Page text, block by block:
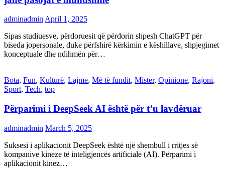
adminadmin April 1, 2025
Sipas studiuesve, përdoruesit që përdorin shpesh ChatGPT për
biseda jopersonale, duke përfshirë kërkimin e këshillave, shpjegimet
konceptuale dhe ndihmën për…
Bota, Fun, Kulturë, Lajme, Më të fundit, Mister, Opinione, Rajoni,
Sport, Tech, top
Përparimi i DeepSeek AI është për t’u lavdëruar
adminadmin March 5, 2025
Suksesi i aplikacionit DeepSeek është një shembull i rritjes së
kompanive kineze të inteligjencës artificiale (AI). Përparimi i
aplikacionit kinez…